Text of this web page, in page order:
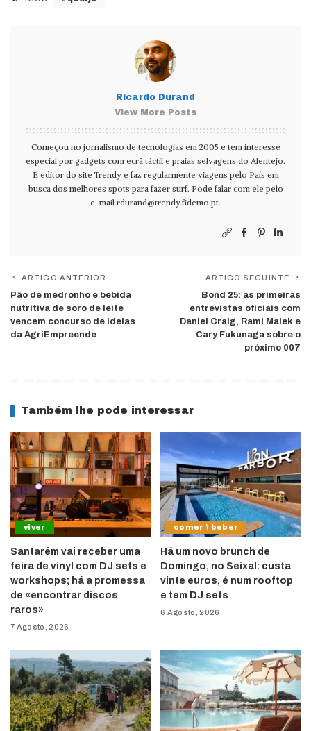
Ricardo Durand
View More Posts
Começou no jornalismo de tecnologias em 2005 e tem interesse
especial por gadgets com ecrã táctil e praias selvagens do Alentejo.
É editor do site Trendy e faz regularmente viagens pelo País em
busca dos melhores spots para fazer surf. Pode falar com ele pelo
e-mail rdurand@trendy.fidemo.pt.
ARTIGO ANTERIOR
Pão de medronho e bebida
nutritiva de soro de leite
vencem concurso de ideias
da AgriEmpreende
ARTIGO SEGUINTE
Bond 25: as primeiras
entrevistas oficiais com
Daniel Craig, Rami Malek e
Cary Fukunaga sobre o
próximo 007
Também lhe pode interessar
viver
Santarém vai receber uma
feira de vinyl com DJ sets e
workshops; há a promessa
de «encontrar discos
raros»
7 Agosto, 2026
comer \ beber
Há um novo brunch de
Domingo, no Seixal: custa
vinte euros, é num rooftop
e tem DJ sets
6 Agosto, 2026